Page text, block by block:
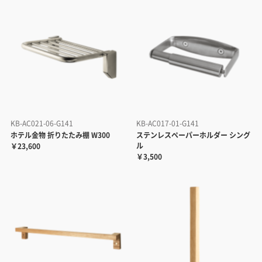
KB-AC021-06-G141
ホテル金物 折りたたみ棚 W300
￥23,600
KB-AC017-01-G141
ステンレスペーパーホルダー シング
ル
￥3,500